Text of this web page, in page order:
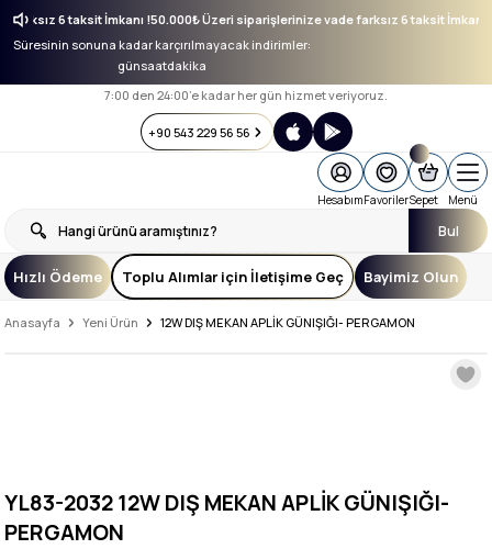
vade farksız 6 taksit İmkanı !50.000₺ Üzeri siparişlerinize vade farksız 6 taksit
Süresinin sonuna kadar karçırılmayacak indirimler:
günsaatdakika
7:00 den 24:00’e kadar her gün hizmet veriyoruz.
+90 543 229 56 56
Bul
HesabımFavorilerSepet Menü
Hızlı Ödeme Toplu Alımlar için İletişime Geç Bayimiz Olun
Anasayfa Yeni Ürün 12W DIŞ MEKAN APLİK GÜNIŞIĞI- PERGAMON
YL83-2032 12W DIŞ MEKAN APLİK GÜNIŞIĞI-
PERGAMON